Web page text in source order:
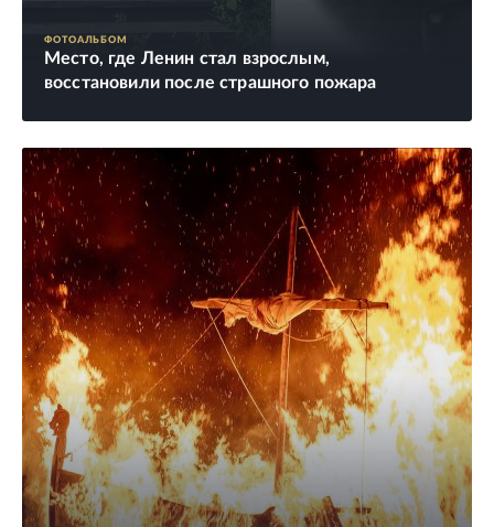
ФОТОАЛЬБОМ
Место, где Ленин стал взрослым,
восстановили после страшного пожара